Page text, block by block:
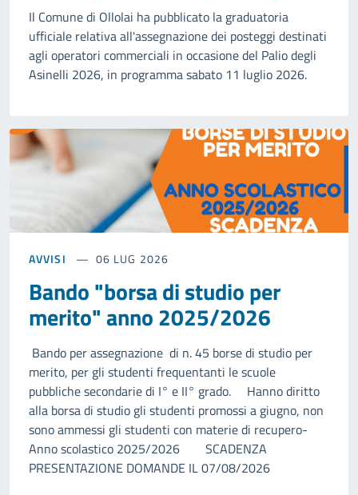
Il Comune di Ollolai ha pubblicato la graduatoria
ufficiale relativa all'assegnazione dei posteggi destinati
agli operatori commerciali in occasione del Palio degli
Asinelli 2026, in programma sabato 11 luglio 2026.
AVVISI 06 LUG 2026
Bando "borsa di studio per
merito" anno 2025/2026
Bando per assegnazione di n. 45 borse di studio per
merito, per gli studenti frequentanti le scuole
pubbliche secondarie di I° e II° grado. Hanno diritto
alla borsa di studio gli studenti promossi a giugno, non
sono ammessi gli studenti con materie di recupero-
Anno scolastico 2025/2026 SCADENZA
PRESENTAZIONE DOMANDE IL 07/08/2026